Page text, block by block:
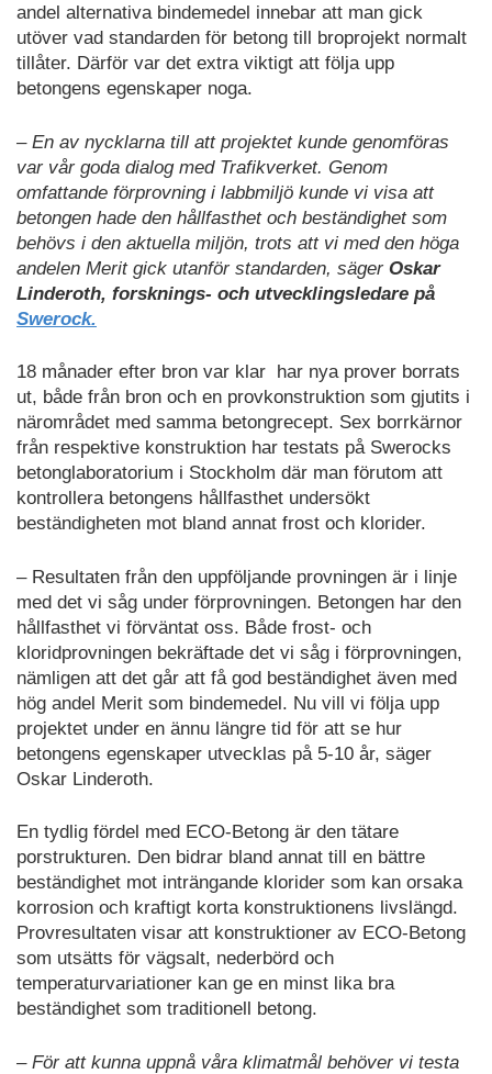
andel alternativa bindemedel innebar att man gick
utöver vad standarden för betong till broprojekt normalt
tillåter. Därför var det extra viktigt att följa upp
betongens egenskaper noga.
– En av nycklarna till att projektet kunde genomföras
var vår goda dialog med Trafikverket. Genom
omfattande förprovning i labbmiljö kunde vi visa att
betongen hade den hållfasthet och beständighet som
behövs i den aktuella miljön, trots att vi med den höga
andelen Merit gick utanför standarden, säger Oskar
Linderoth, forsknings- och utvecklingsledare på
Swerock.
18 månader efter bron var klar har nya prover borrats
ut, både från bron och en provkonstruktion som gjutits i
närområdet med samma betongrecept. Sex borrkärnor
från respektive konstruktion har testats på Swerocks
betonglaboratorium i Stockholm där man förutom att
kontrollera betongens hållfasthet undersökt
beständigheten mot bland annat frost och klorider.
– Resultaten från den uppföljande provningen är i linje
med det vi såg under förprovningen. Betongen har den
hållfasthet vi förväntat oss. Både frost- och
kloridprovningen bekräftade det vi såg i förprovningen,
nämligen att det går att få god beständighet även med
hög andel Merit som bindemedel. Nu vill vi följa upp
projektet under en ännu längre tid för att se hur
betongens egenskaper utvecklas på 5-10 år, säger
Oskar Linderoth.
En tydlig fördel med ECO-Betong är den tätare
porstrukturen. Den bidrar bland annat till en bättre
beständighet mot inträngande klorider som kan orsaka
korrosion och kraftigt korta konstruktionens livslängd.
Provresultaten visar att konstruktioner av ECO-Betong
som utsätts för vägsalt, nederbörd och
temperaturvariationer kan ge en minst lika bra
beständighet som traditionell betong.
– För att kunna uppnå våra klimatmål behöver vi testa